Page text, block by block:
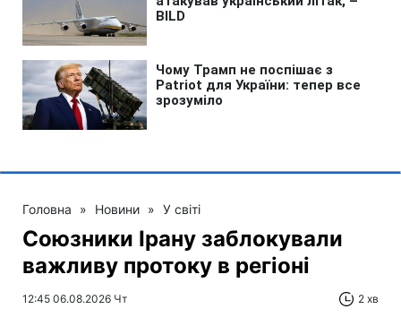
Головна » Новини » У світі
Союзники Ірану заблокували
важливу протоку в регіоні
12:45 06.08.2026 Чт 2 хв